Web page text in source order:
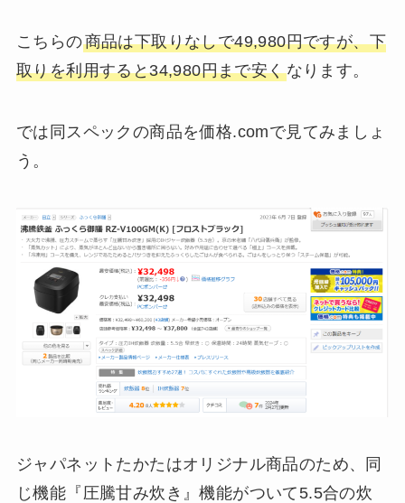
こちらの商品は下取りなしで49,980円ですが、下
取りを利用すると34,980円まで安くなります。
では同スペックの商品を価格.comで見てみましょ
う。
ジャパネットたかたはオリジナル商品のため、同
じ機能『圧騰甘み炊き』機能がついて5.5合の炊